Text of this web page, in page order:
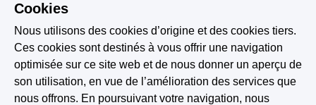
plaira !
0 J'aime Signaler
Cookies
Nous utilisons des cookies d’origine et des cookies tiers.
Ces cookies sont destinés à vous offrir une navigation
optimisée sur ce site web et de nous donner un aperçu de
son utilisation, en vue de l’amélioration des services que
nous offrons. En poursuivant votre navigation, nous